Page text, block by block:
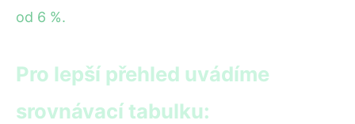
od 6 %.
Pro lepší přehled uvádíme
srovnávací tabulku: